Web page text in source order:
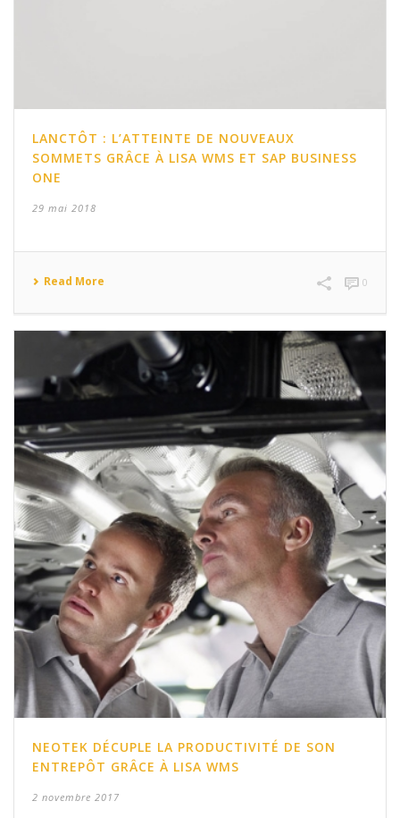
LANCTÔT : L’ATTEINTE DE NOUVEAUX
SOMMETS GRÂCE À LISA WMS ET SAP BUSINESS
ONE
29 mai 2018
Read More 0
NEOTEK DÉCUPLE LA PRODUCTIVITÉ DE SON
ENTREPÔT GRÂCE À LISA WMS
2 novembre 2017